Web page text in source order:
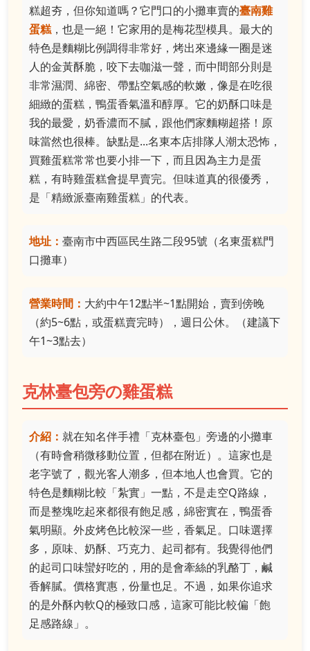
糕超夯，但你知道嗎？它門口的小攤車賣的臺南雞
蛋糕，也是一絕！它家用的是梅花型模具。最大的
特色是麵糊比例調得非常好，烤出來邊緣一圈是迷
人的金黃酥脆，咬下去咖滋一聲，而中間部分則是
非常濕潤、綿密、帶點空氣感的軟嫩，像是在吃很
細緻的蛋糕，鴨蛋香氣溫和醇厚。它的奶酥口味是
我的最愛，奶香濃而不膩，跟他們家麵糊超搭！原
味當然也很棒。缺點是...名東本店排隊人潮太恐怖，
買雞蛋糕常常也要小排一下，而且因為主力是蛋
糕，有時雞蛋糕會提早賣完。但味道真的很優秀，
是「精緻派臺南雞蛋糕」的代表。
地址： 臺南市中西區民生路二段95號（名東蛋糕門
口攤車）
營業時間： 大約中午12點半~1點開始，賣到傍晚
（約5~6點，或蛋糕賣完時），週日公休。（建議下
午1~3點去）
克林臺包旁の雞蛋糕
介紹： 就在知名伴手禮「克林臺包」旁邊的小攤車
（有時會稍微移動位置，但都在附近）。這家也是
老字號了，觀光客人潮多，但本地人也會買。它的
特色是麵糊比較「紮實」一點，不是走空Q路線，
而是整塊吃起來都很有飽足感，綿密實在，鴨蛋香
氣明顯。外皮烤色比較深一些，香氣足。口味選擇
多，原味、奶酥、巧克力、起司都有。我覺得他們
的起司口味蠻好吃的，用的是會牽絲的乳酪丁，鹹
香解膩。價格實惠，份量也足。不過，如果你追求
的是外酥內軟Q的極致口感，這家可能比較偏「飽
足感路線」。